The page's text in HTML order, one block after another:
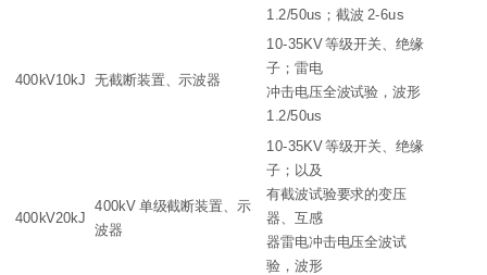
1.2/50us；截波 2-6us
400kV10kJ 无截断装置、示波器
10-35KV 等级开关、绝缘
子；雷电
冲击电压全波试验，波形
1.2/50us
400kV20kJ
400kV 单级截断装置、示
波器
10-35KV 等级开关、绝缘
子；以及
有截波试验要求的变压
器、互感
器雷电冲击电压全波试
验，波形